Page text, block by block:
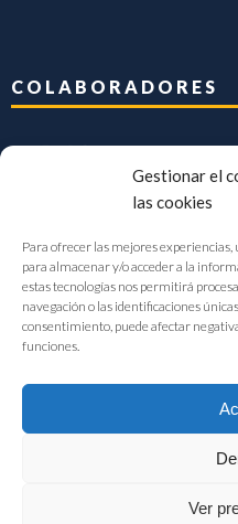
Gestionar el
las cookies
Para ofrecer las mejores
para almacenar y/o acceder a la
estas tecnologías nos permitirá
navegación o las identificaciones
consentimiento, puede afectar
funciones.
Ver
COLABORADORES
FIAB Federación Española de